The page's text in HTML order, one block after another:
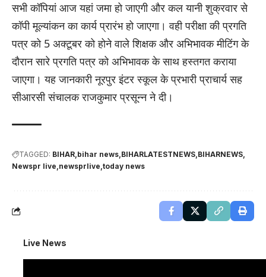
सभी कॉपियां आज यहां जमा हो जाएगी और कल यानी शुक्रवार से
कॉपी मूल्यांकन का कार्य प्रारंभ हो जाएगा। वही परीक्षा की प्रगति
पत्र को 5 अक्टूबर को होने वाले शिक्षक और अभिभावक मीटिंग के
दौरान सारे प्रगति पत्र को अभिभावक के साथ हस्तगत कराया
जाएगा। यह जानकारी नूरपुर इंटर स्कूल के प्रभारी प्राचार्य सह
सीआरसी संचालक राजकुमार प्रसून्न ने दी।
TAGGED: BIHAR bihar news BIHARLATESTNEWS BIHARNEWS
Newspr live newsprlive today news
Live News